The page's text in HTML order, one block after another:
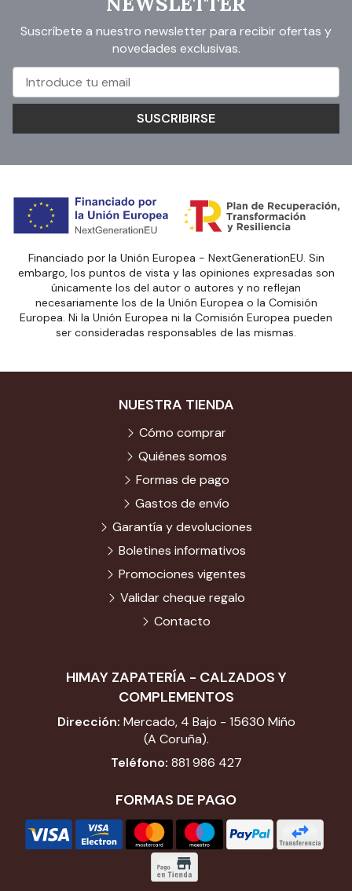
Suscríbete a nuestro newsletter para recibir ofertas y
novedades exclusivas.
SUSCRIBIRSE
Financiado por la Unión Europea - NextGenerationEU. Sin
embargo, los puntos de vista y las opiniones expresadas son
únicamente los del autor o autores y no reflejan
necesariamente los de la Unión Europea o la Comisión
Europea. Ni la Unión Europea ni la Comisión Europea pueden
ser consideradas responsables de las mismas.
HIMAY ZAPATERÍA - CALZADOS Y
COMPLEMENTOS
Dirección: Mercado, 4 Bajo - 15630 Miño
(A Coruña).
Teléfono: 881 986 427
FORMAS DE PAGO
NUESTRA TIENDA
Cómo comprar
Quiénes somos
Formas de pago
Gastos de envío
Garantía y devoluciones
Boletines informativos
Promociones vigentes
Validar cheque regalo
Contacto